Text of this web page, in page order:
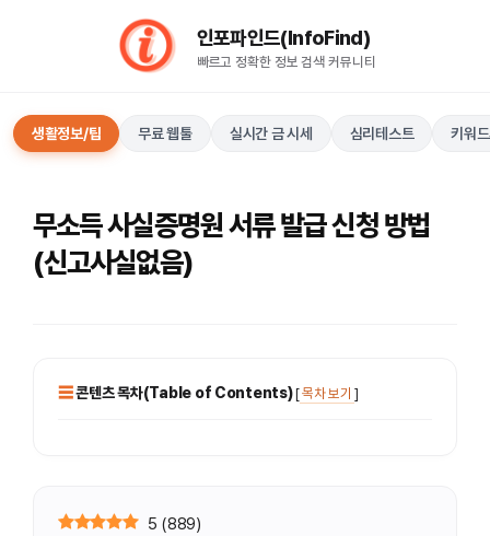
인포파인드(InfoFind)​​​​
빠르고 정확한 정보 검색 커뮤니티
생활정보/팁 무료 웹툴 실시간 금 시세 심리테스트 키워
무소득 사실증명원 서류 발급 신청 방법
(신고사실없음)
콘텐츠 목차(Table of Contents)[목차 보기 ]
5 (889)